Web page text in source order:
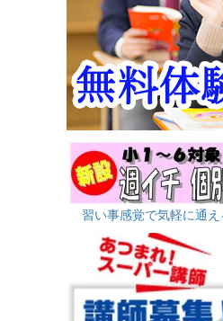
習い事感覚で気軽に通え